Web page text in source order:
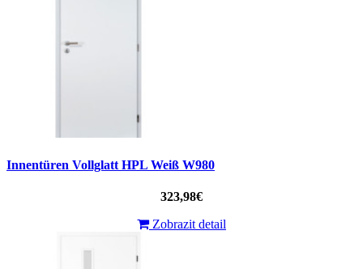
Innentüren Vollglatt HPL Weiß W980
323,98€
Zobrazit detail